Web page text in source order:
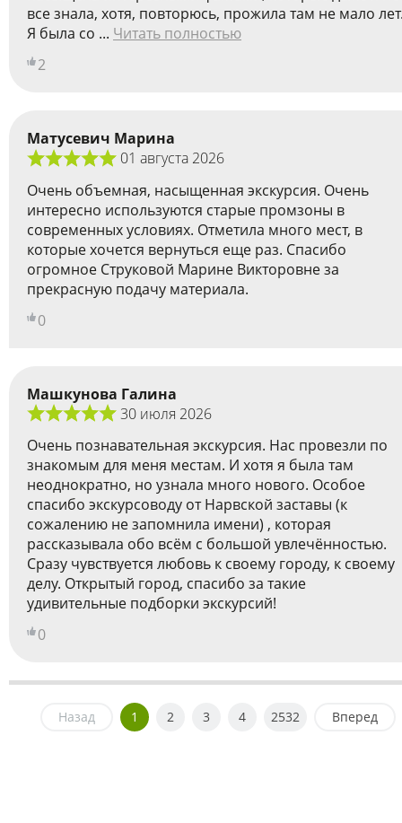
все знала, хотя, повторюсь, прожила там не мало
Я была со ... Читать полностью
2
Матусевич Марина
01 августа 2026
Очень объемная, насыщенная экскурсия. Очень
интересно используются старые промзоны в
современных условиях. Отметила много мест, в
которые хочется вернуться еще раз. Спасибо
огромное Струковой Марине Викторовне за
прекрасную подачу материала.
0
Машкунова Галина
30 июля 2026
Очень познавательная экскурсия. Нас провезли по
знакомым для меня местам. И хотя я была там
неоднократно, но узнала много нового. Особое
спасибо экскурсоводу от Нарвской заставы (к
сожалению не запомнила имени) , которая
рассказывала обо всём с большой увлечённостью.
Сразу чувствуется любовь к своему городу, к своему
делу. Открытый город, спасибо за такие
удивительные подборки экскурсий!
0
Назад 1 2 3 4 2532 Вперед